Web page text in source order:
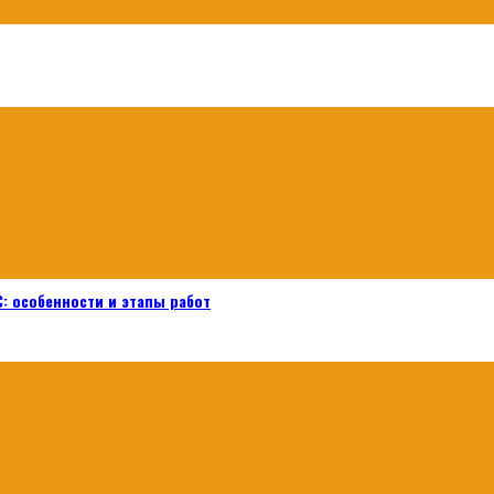
особенности и этапы работ